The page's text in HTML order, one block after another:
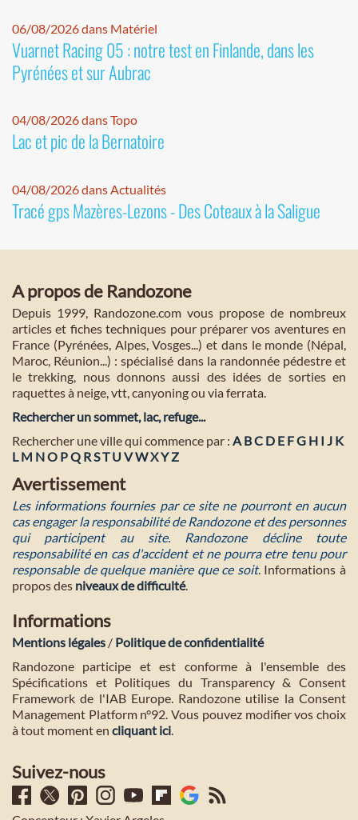
06/08/2026 dans Matériel
Vuarnet Racing 05 : notre test en Finlande, dans les
Pyrénées et sur Aubrac
04/08/2026 dans Topo
Lac et pic de la Bernatoire
04/08/2026 dans Actualités
Tracé gps Mazères-Lezons - Des Coteaux à la Saligue
A propos de Randozone
Depuis 1999, Randozone.com vous propose de nombreux
articles et fiches techniques pour préparer vos aventures en
France (Pyrénées, Alpes, Vosges...) et dans le monde (Népal,
Maroc, Réunion...) : spécialisé dans la randonnée pédestre et
le trekking, nous donnons aussi des idées de sorties en
raquettes à neige, vtt, canyoning ou via ferrata.
Rechercher un sommet, lac, refuge...
Rechercher une ville qui commence par : A BC D E FG H I J K
L M NO PQ RST U VWXYZ
Avertissement
Les informations fournies par ce site ne pourront en aucun
cas engager la responsabilité de Randozone et des personnes
qui participent au site. Randozone décline toute
responsabilité en cas d'accident et ne pourra etre tenu pour
responsable de quelque manière que ce soit. Informations à
propos des niveaux de difficulté.
Informations
Mentions légales / Politique de confidentialité
Randozone participe et est conforme à l'ensemble des
Spécifications et Politiques du Transparency & Consent
Framework de l'IAB Europe. Randozone utilise la Consent
Management Platform n°92. Vous pouvez modifier vos choix
à tout moment en cliquant ici.
Suivez-nous